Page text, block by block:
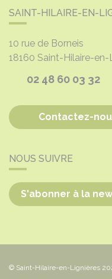
SAINT-HILAIRE-EN-
10 rue de Borneis
18160 Saint-Hilaire-en-
02 48 60 03 32
Contactez-
NOUS SUIVRE
S'abonner à la
© Saint-Hilaire-en-Lignières